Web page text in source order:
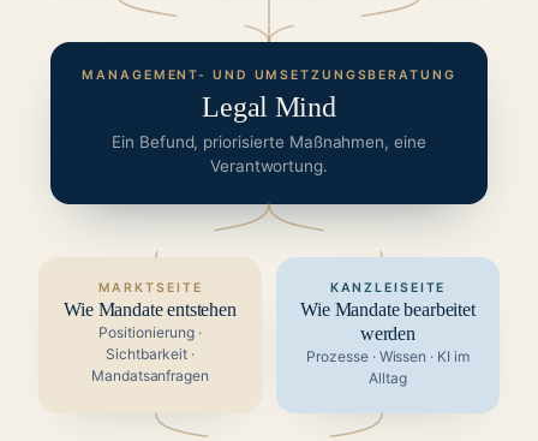
MANAGEMENT- UND UMSETZUNGSBERATUNG
Legal Mind
Ein Befund, priorisierte Maßnahmen, eine
Verantwortung.
MARKTSEITE
Wie Mandate entstehen
Positionierung ·
Sichtbarkeit ·
Mandatsanfragen
KANZLEISEITE
Wie Mandate bearbeitet
werden
Prozesse · Wissen · KI im
Alltag